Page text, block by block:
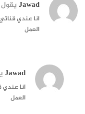
Jawad يقول
انا عندي
العمل
Jawad
انا
العمل